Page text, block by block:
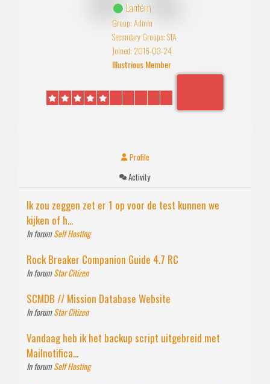
Lantern
Group: Admin
Secondary Groups: STA
Joined: 2016-03-24
Illustrious Member
Profile
Activity
Ik zou zeggen zet er 1 op voor de test kunnen we
kijken of h...
In forumSelf Hosting
Rock Breaker Companion Guide 4.7 RC
In forumStar Citizen
SCMDB // Mission Database Website
In forumStar Citizen
Vandaag heb ik het backup script uitgebreid met
Mailnotifica...
In forumSelf Hosting